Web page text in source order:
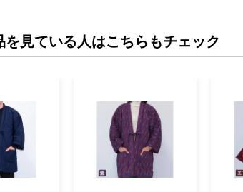
を見ている人はこちらもチェック